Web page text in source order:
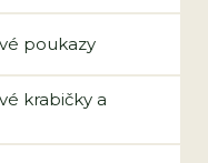
poukazy
krabičky a